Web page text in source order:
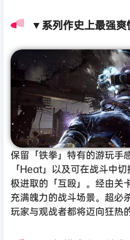
▼系列作史上最强爽
保留「铁拳」特有的游玩手
「Heat」以及可在战斗中
极进取的「互殴」。经由关
充满魄力的战斗场景。超必
玩家与观战者都将迈向狂热